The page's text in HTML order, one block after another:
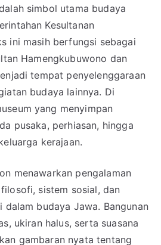
simbol utama budaya
Kesultanan
ini masih berfungsi sebagai
Hamengkubuwono dan
tempat penyelenggaraan
budaya lainnya. Di
yang menyimpan
pusaka, perhiasan, hingga
kerajaan.
menawarkan pengalaman
sistem sosial, dan
dalam budaya Jawa. Bangunan
ukiran halus, serta suasana
gambaran nyata tentang